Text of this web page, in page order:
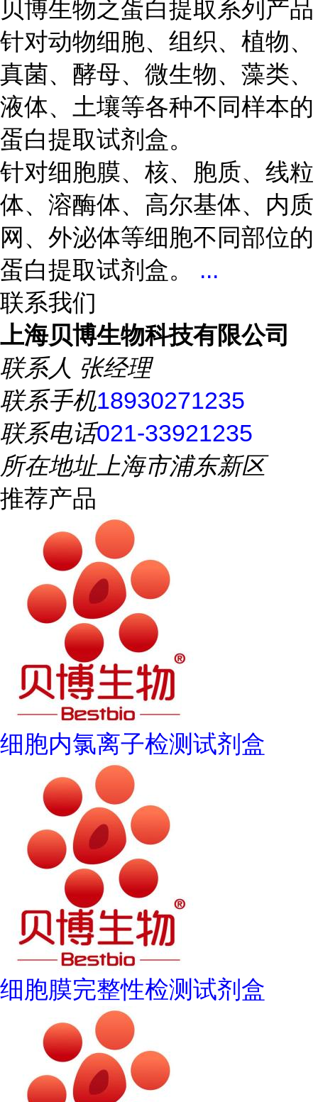
贝博生物之蛋白提取系列产品
针对动物细胞、组织、植物、
真菌、酵母、微生物、藻类、
液体、土壤等各种不同样本的
蛋白提取试剂盒。
针对细胞膜、核、胞质、线粒
体、溶酶体、高尔基体、内质
网、外泌体等细胞不同部位的
蛋白提取试剂盒。 ...
联系我们
上海贝博生物科技有限公司
联系人 张经理
联系手机18930271235
联系电话021-33921235
所在地址上海市浦东新区
推荐产品
细胞内氯离子检测试剂盒
细胞膜完整性检测试剂盒